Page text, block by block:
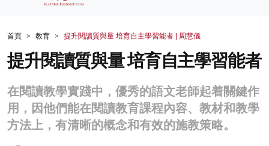
財經
生活
商業
科技
首頁 教育 提升閱讀質與量 培育自主學習能者 | 周慧儀
提升閱讀質與量 培育自主學習能者
在閱讀教學實踐中，優秀的語文老師起着關鍵作
用，因他們能在閱讀教育課程內容、教材和教學
方法上，有清晰的概念和有效的施教策略。